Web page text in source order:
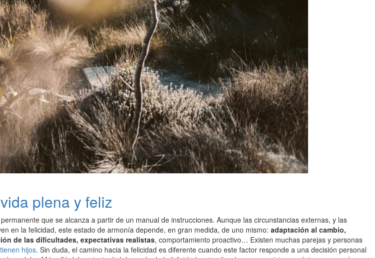
plena y feliz
que se alcanza a partir de un manual de instrucciones. Aunque las circunstancias externas, y las
en la felicidad, este estado de armonía depende, en gran medida, de uno mismo: adaptación al cambio,
de las dificultades, expectativas realistas, comportamiento proactivo… Existen muchas parejas y personas
hijos. Sin duda, el camino hacia la felicidad es diferente cuando este factor responde a una decisión personal